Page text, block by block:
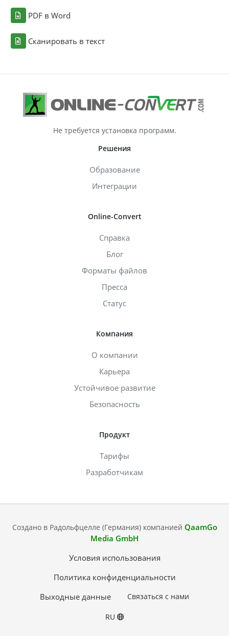
PDF в Word
Сканировать в текст
Не требуется установка программ.
Решения
Образование
Интеграции
Online-Convert
Справка
Блог
Форматы файлов
Пресса
Статус
Компания
О компании
Карьера
Устойчивое развитие
Безопасность
Продукт
Тарифы
Разработчикам
Создано в Радольфцелле (Германия) компанией QaamGo
Media GmbH
Условия использования
Политика конфиденциальности
Выходные данные
Связаться с нами
RU